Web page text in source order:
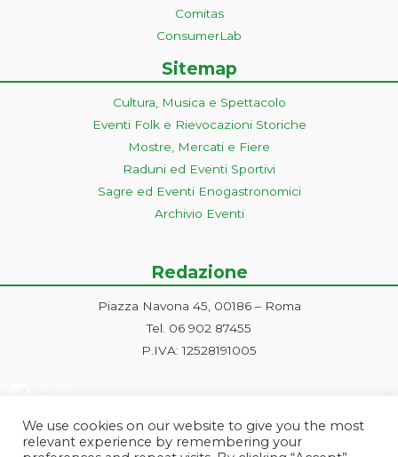
Comitas
ConsumerLab
Sitemap
Cultura, Musica e Spettacolo
Eventi Folk e Rievocazioni Storiche
Mostre, Mercati e Fiere
Raduni ed Eventi Sportivi
Sagre ed Eventi Enogastronomici
Archivio Eventi
Redazione
Piazza Navona 45, 00186 – Roma
Tel. 06 902 87455
P.IVA: 12528191005
We use cookies on our website to give you the most
relevant experience by remembering your